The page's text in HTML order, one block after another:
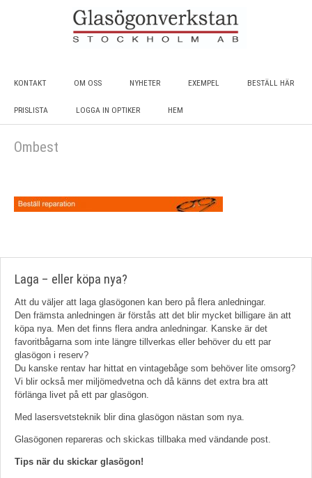
KONTAKT OM OSS NYHETER EXEMPEL BESTÄLL HÄR
PRISLISTA LOGGA IN OPTIKER HEM
Ombest
Laga – eller köpa nya?
Att du väljer att laga glasögonen kan bero på flera anledningar.
Den främsta anledningen är förstås att det blir mycket billigare än att
köpa nya. Men det finns flera andra anledningar. Kanske är det
favoritbågarna som inte längre tillverkas eller behöver du ett par
glasögon i reserv?
Du kanske rentav har hittat en vintagebåge som behöver lite omsorg?
Vi blir också mer miljömedvetna och då känns det extra bra att
förlänga livet på ett par glasögon.
Med lasersvetsteknik blir dina glasögon nästan som nya.
Glasögonen repareras och skickas tillbaka med vändande post.
Tips när du skickar glasögon!